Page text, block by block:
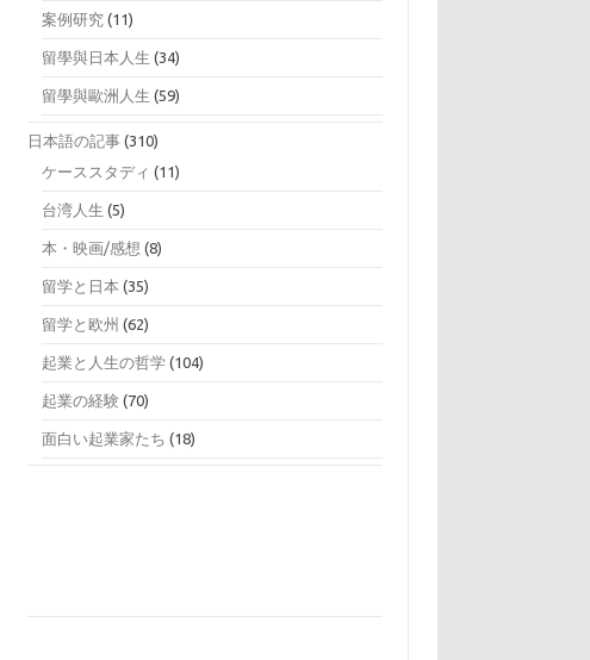
案例研究 (11)
留學與日本人生 (34)
留學與歐洲人生 (59)
日本語の記事 (310)
ケーススタディ (11)
台湾人生 (5)
本・映画/感想 (8)
留学と日本 (35)
留学と欧州 (62)
起業と人生の哲学 (104)
起業の経験 (70)
面白い起業家たち (18)